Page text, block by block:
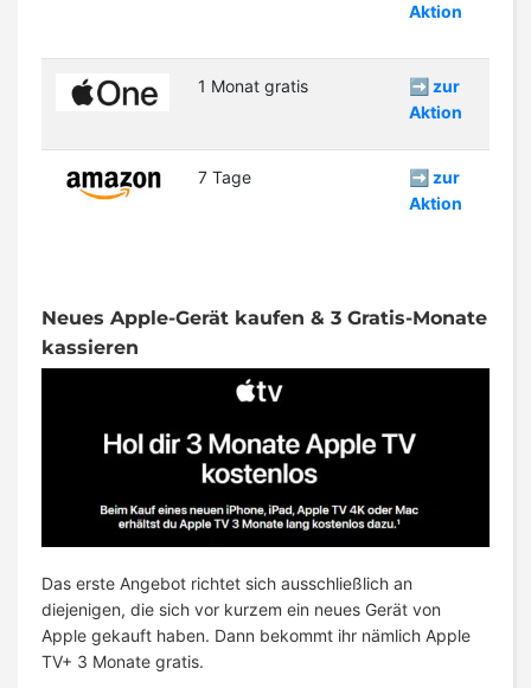
Aktion
1 Monat gratis
➡️ zur
Aktion
7 Tage
➡️ zur
Aktion
Neues Apple-Gerät kaufen & 3 Gratis-Monate
kassieren
Das erste Angebot richtet sich ausschließlich an
diejenigen, die sich vor kurzem ein neues Gerät von
Apple gekauft haben. Dann bekommt ihr nämlich Apple
TV+ 3 Monate gratis.